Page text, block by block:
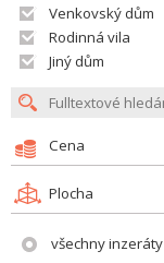
Venkovský dům
Rodinná vila
Jiný dům
Cena
Plocha
všechny inzeráty